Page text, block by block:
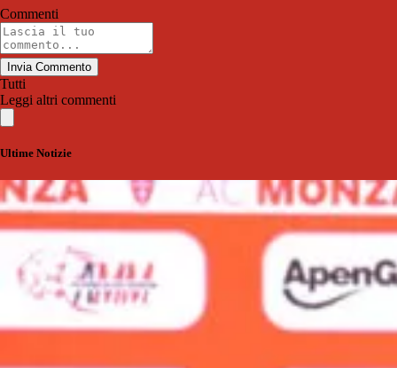
Commenti
Invia Commento
Tutti
Leggi altri commenti
Ultime Notizie